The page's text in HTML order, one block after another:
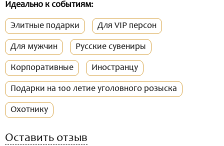
Идеально к событиям:
Элитные подарки Для VIP персон
Для мужчин Русские сувениры
Корпоративные Иностранцу
Подарки на 100 летие уголовного розыска
Охотнику
Оставить отзыв